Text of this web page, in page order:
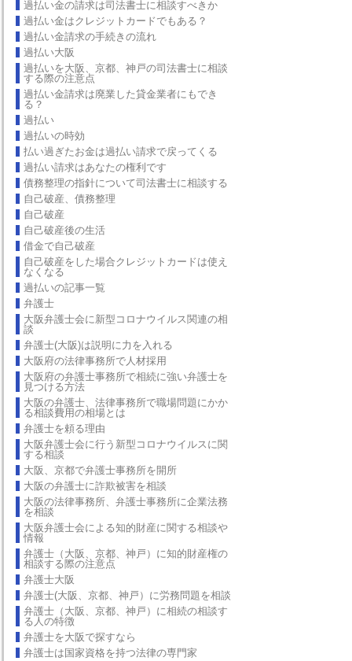
過払い金の請求は司法書士に相談すべきか
過払い金はクレジットカードでもある？
過払い金請求の手続きの流れ
過払い大阪
過払いを大阪、京都、神戸の司法書士に相談
する際の注意点
過払い金請求は廃業した貸金業者にもでき
る？
過払い
過払いの時効
払い過ぎたお金は過払い請求で戻ってくる
過払い請求はあなたの権利です
債務整理の指針について司法書士に相談する
自己破産、債務整理
自己破産
自己破産後の生活
借金で自己破産
自己破産をした場合クレジットカードは使え
なくなる
過払いの記事一覧
弁護士
大阪弁護士会に新型コロナウイルス関連の相
談
弁護士(大阪)は説明に力を入れる
大阪府の法律事務所で人材採用
大阪府の弁護士事務所で相続に強い弁護士を
見つける方法
大阪の弁護士、法律事務所で職場問題にかか
る相談費用の相場とは
弁護士を頼る理由
大阪弁護士会に行う新型コロナウイルスに関
する相談
大阪、京都で弁護士事務所を開所
大阪の弁護士に詐欺被害を相談
大阪の法律事務所、弁護士事務所に企業法務
を相談
大阪弁護士会による知的財産に関する相談や
情報
弁護士（大阪、京都、神戸）に知的財産権の
相談する際の注意点
弁護士大阪
弁護士(大阪、京都、神戸）に労務問題を相談
弁護士（大阪、京都、神戸）に相続の相談す
る人の特徴
弁護士を大阪で探すなら
弁護士は国家資格を持つ法律の専門家